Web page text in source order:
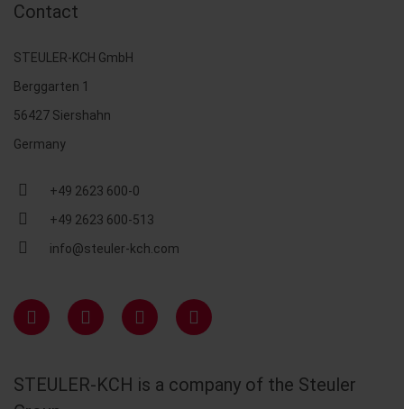
Contact
STEULER-KCH GmbH
Berggarten 1
56427 Siershahn
Germany
+49 2623 600-0
+49 2623 600-513
info@steuler-kch.com
STEULER-KCH is a company of the Steuler